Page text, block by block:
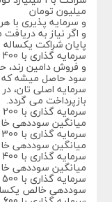
میلیون تومان
و سرمایه پذیری با
و اگر نیاز به
پایان شراکت یکساله
سرمایه اصلی تان،
بازپرداخت می گردد.
میانگین سوددهی
میانگین سوددهی
میانگین سوددهی
سوددهی خالص